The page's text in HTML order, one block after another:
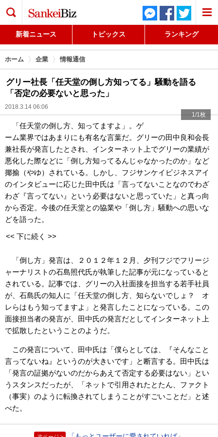
新着ニュース トピックス ランキング
ホーム 企業 情報通信
グリー社長「任天堂の倒し方知ってる」騒動を語る
「否定の必要ないと思った」
2018.3.14 06:06
1/1枚
「任天堂の倒し方、知ってますよ」。ゲ
ーム業界ではあまりにも有名な言葉だ。グリーの田中良和会長
兼社長が発言したとされ、インターネット上でグリーの業績が
悪化した際などに「倒し方知ってるんじゃなかったのか」など
揶揄（やゆ）されている。しかし、フジサンケイビジネスアイ
のインタビューに応じた田中氏は「言ってないことなのでわざ
わざ『言ってない』という必要はないと思っていた」と真っ向
から否定。今後の任天堂との協業や「倒し方」騒動への思いな
どを語った。
<< 下に続く >>
「倒し方」発言は、２０１２年１２月、夕刊フジでフリージ
ャーナリストの石島照代氏が執筆した記事が元になっていると
されている。記事では、グリーの入社面接を担当する若手社員
が、石島氏の知人に「任天堂の倒し方、知らないでしょ？ オ
レらはもう知ってますよ」と発言したことになっている。この
面接担当者の発言が、田中氏の発言だとしてインターネット上
で拡散したということのようだ。
この発言について、田中氏は「僕らとしては、『そんなこと
言ってないね』というのが大きいです」と断言する。田中氏は
「発言の証拠がないのだからあえて否定する必要はない」とい
うスタンスだったが、「ネットで引用されたとたん、ファクト
（事実）のように転換されてしまうことがすごいことだ」と述
べた。